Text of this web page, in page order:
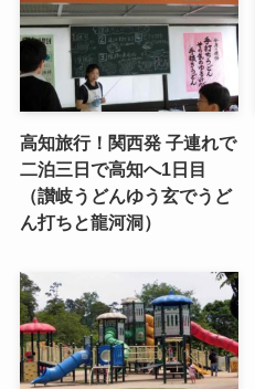
高知旅行！関西発 子連れで
二泊三日で高知へ1日目
（讃岐うどんゆう玄でうど
ん打ちと龍河洞）